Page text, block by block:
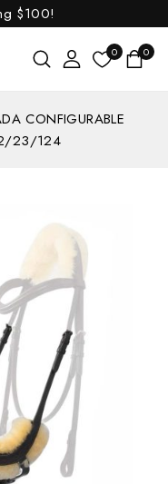
$100!
0 0
CONFIGURABLE
23/124